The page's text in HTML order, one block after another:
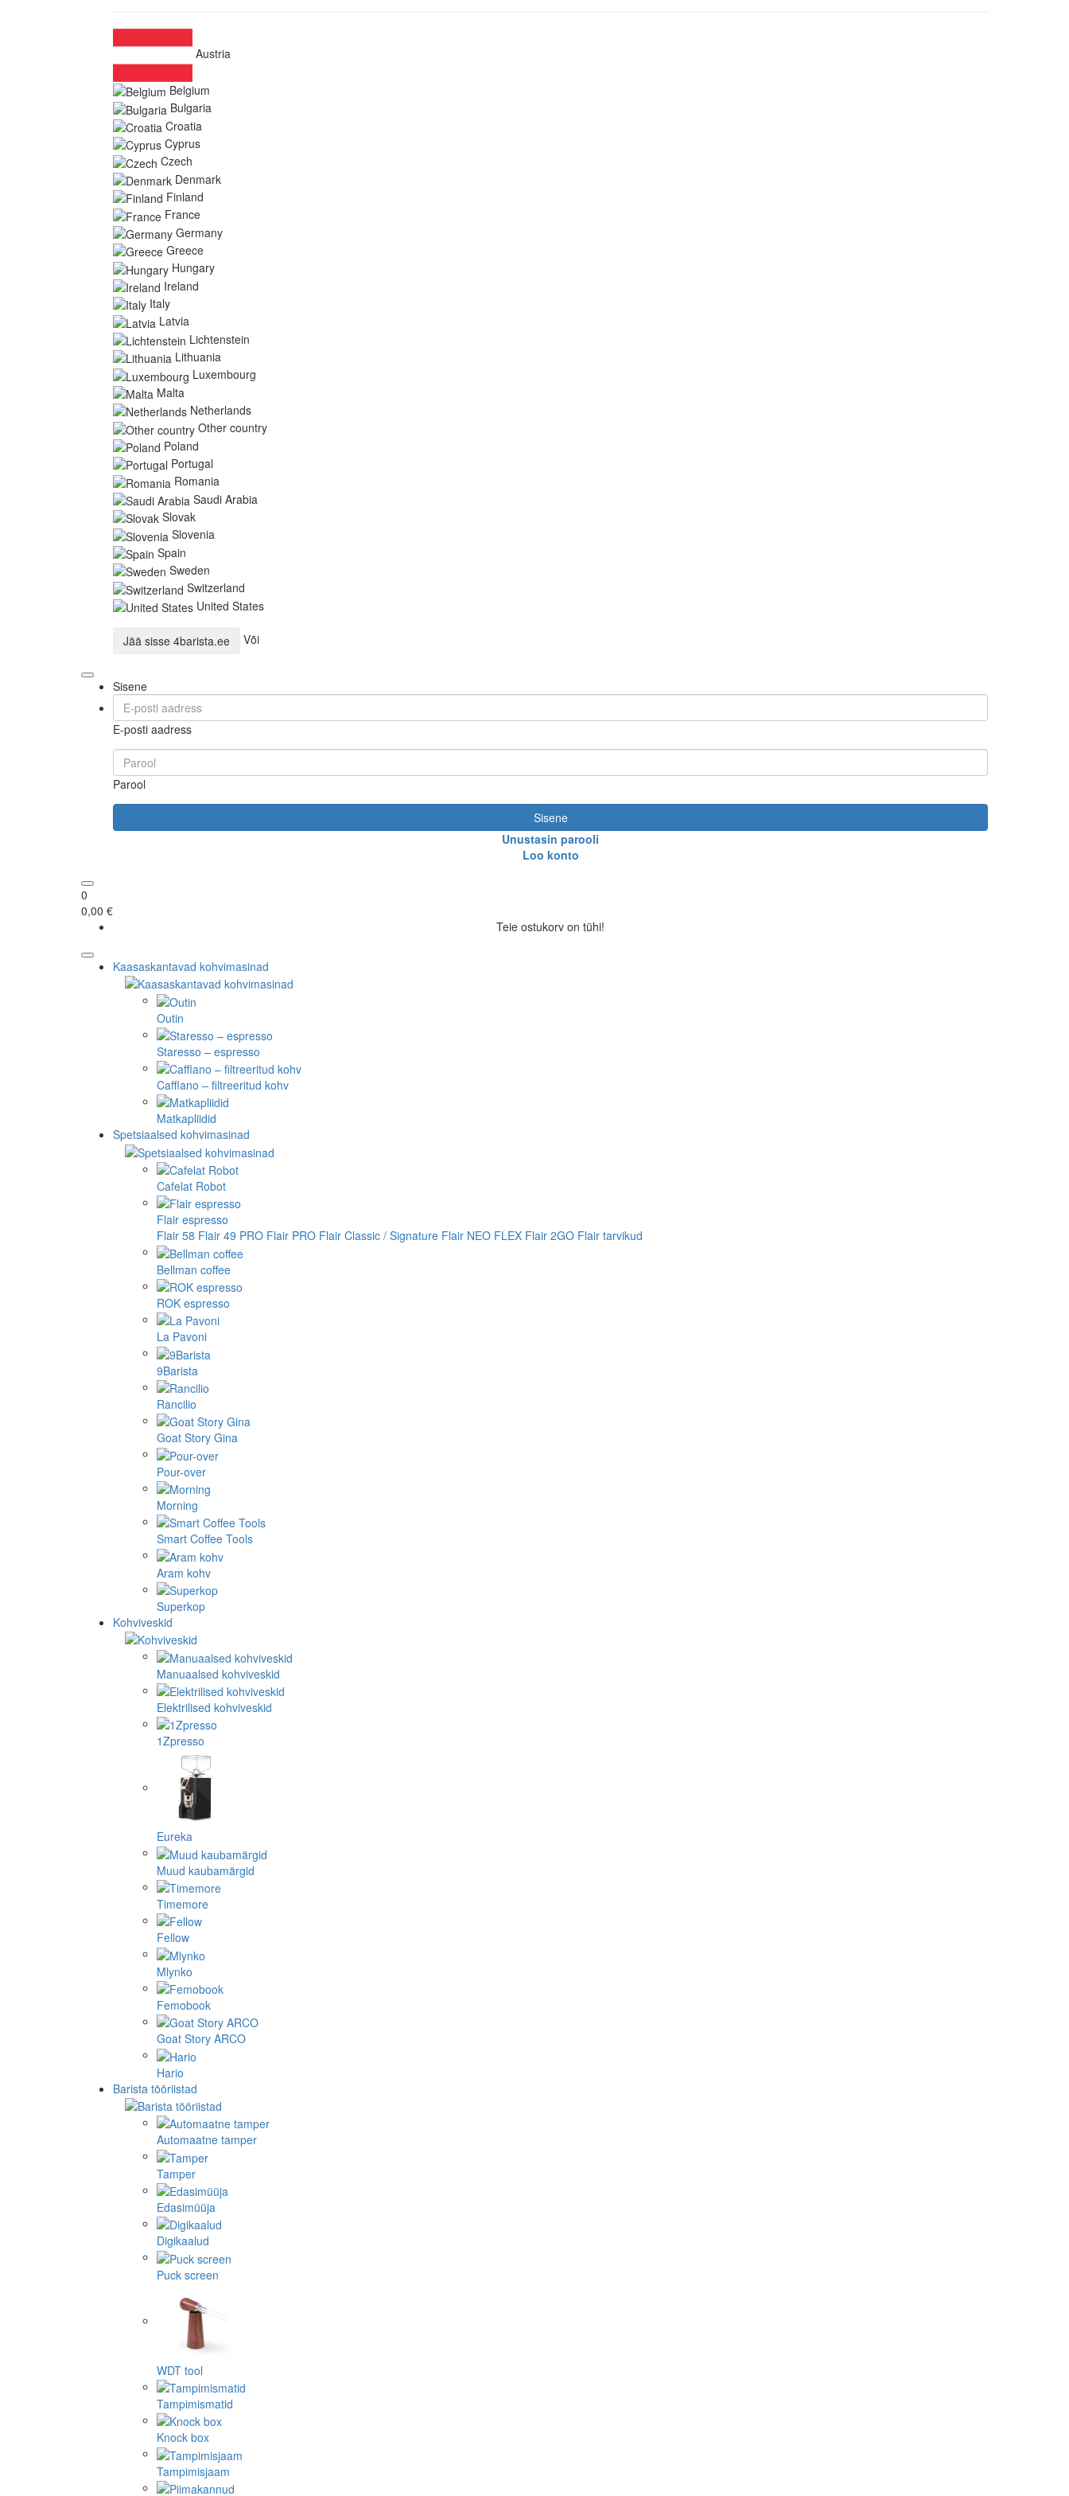
Austria
Belgium
Bulgaria
Croatia
Cyprus
Czech
Denmark
Finland
France
Germany
Greece
Hungary
Ireland
Italy
Latvia
Lichtenstein
Lithuania
Luxembourg
Malta
Netherlands
Other country
Poland
Portugal
Romania
Saudi Arabia
Slovak
Slovenia
Spain
Sweden
Switzerland
United States
Jää sisse 4barista.ee Või
Sisene
E-posti aadress
Parool
Sisene
Unustasin parooli
Loo konto
0
0,00 €
Teie ostukorv on tühi!
Kaasaskantavad kohvimasinad
Outin
Staresso – espresso
Cafflano – filtreeritud kohv
Matkapliidid
Spetsiaalsed kohvimasinad
Cafelat Robot
Flair espresso
Flair 58 Flair 49 PRO Flair PRO Flair Classic / Signature Flair NEO FLEX Flair 2GO Flair tarvikud
Bellman coffee
ROK espresso
La Pavoni
9Barista
Rancilio
Goat Story Gina
Pour-over
Morning
Smart Coffee Tools
Aram kohv
Superkop
Kohviveskid
Manuaalsed kohviveskid
Elektrilised kohviveskid
1Zpresso
Eureka
Muud kaubamärgid
Timemore
Fellow
Mlynko
Femobook
Goat Story ARCO
Hario
Barista tööriistad
Automaatne tamper
Tamper
Edasimüüja
Digikaalud
Puck screen
WDT tool
Tampimismatid
Knock box
Tampimisjaam